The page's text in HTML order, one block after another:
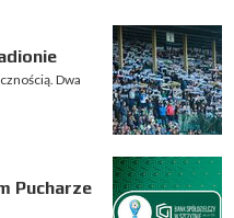
Dwa
Pucharze